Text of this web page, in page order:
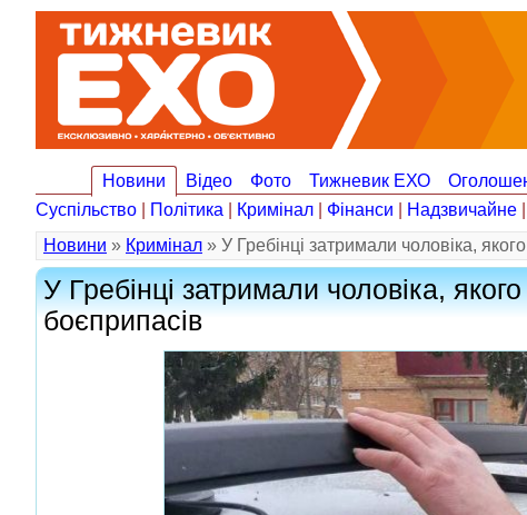
Новини Відео Фото Тижневик ЕХО
Суспільство
Політика Кримінал Фінанси Надзвичайне
Новини » Кримінал » У Гребінці затримали чоловіка,
У Гребінці затримали чоловіка,
боєприпасів